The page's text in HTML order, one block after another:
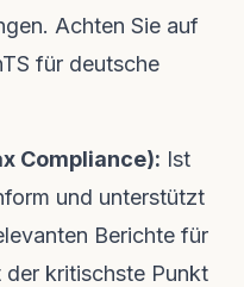
Achten Sie auf
für deutsche
Compliance): Ist
und unterstützt
Berichte für
der kritischste Punkt